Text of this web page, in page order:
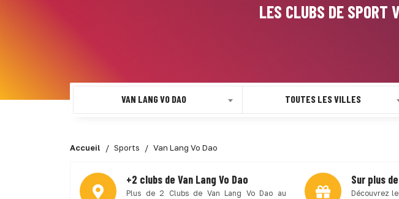
LES CLUBS DE SPORT
VAN LANG VO DAO TOUTES LES VILLES
Accueil Sports Van Lang Vo Dao
+2 clubs de Van Lang Vo Dao
Plus de 2 Clubs de Van Lang Vo Dao au
Sur plus
Découvrez